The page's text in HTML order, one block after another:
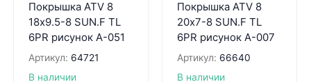
Покрышка ATV 8
18х9.5-8 SUN.F TL
6PR рисунок A-051
Артикул: 64721
В наличии
Покрышка ATV 8
20х7-8 SUN.F TL
6PR рисунок A-007
Артикул: 66640
В наличии